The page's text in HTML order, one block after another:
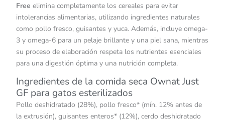
Free elimina completamente los cereales para evitar
intolerancias alimentarias, utilizando ingredientes naturales
como pollo fresco, guisantes y yuca. Además, incluye omega-
3 y omega-6 para un pelaje brillante y una piel sana, mientras
su proceso de elaboración respeta los nutrientes esenciales
para una digestión óptima y una nutrición completa.
Ingredientes de la comida seca Ownat Just
GF para gatos esterilizados
Pollo deshidratado (28%), pollo fresco* (mín. 12% antes de
la extrusión), guisantes enteros* (12%), cerdo deshidratado